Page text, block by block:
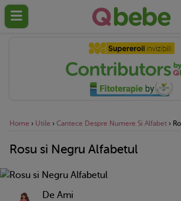
Home › Utile › Cantece Despre Numere Si Alfabet ›
Rosu si Negru Alfabetul
De Ami